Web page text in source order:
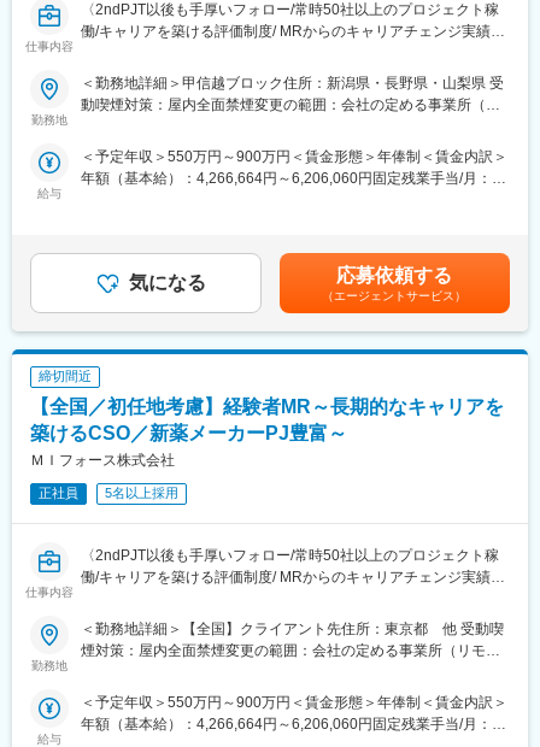
仕事内容
〈2ndPJT以後も手厚いフォロー/常時50社以上のプロジェクト稼
働/キャリアを築ける評価制度/ MRからのキャリアチェンジ実績有
クライアントである製薬会社のプロジェクトに所属し、MRとして
活躍していただきます。病院やクリニックの医師や医療関係者に
【同社の特徴】
■必ず新薬メーカーのプロジェクトにアサインします
オンコロジーを含め、希少疾患領域も多数ございますので、スペ
シャリスト、ゼネラリストどちらも目指すことが可能です。
■少数精鋭ならではの魅力～待機リスクが低いため、安心して就業
できる環境です～
適切なフォローを実施するために約300人のMR数を保って運営し
ており、プロジェクト終了の数か月前から面談を実施しているた
め、隙間なくアサインすることができますのでMRの成長機会を奪
うことは決してございません。適切なフォローが顧客である製薬
企業からの満足にもつながり、業界内でも評価されています。
■親身なフォロー体制とキャリアを築ける評価制度
CSOは本部のバックアップ体制が何より重要です。1人のプロジ
ェクトマネージャーが管理するMRは約20名程度であり、相談事
実施しており、日々の業務だけでなく中長期的な視点での相談も
可能です。また、クライアント・社内評価に基いた明確な評価制
■大手製薬企業でも採用～「現場力」を養うための充実した教育体
制と研修コンテンツ～
なる知識の提供だけでなく、MRとしての現場力を培うことに比重
を置いております。
勤務地
＜勤務地詳細＞甲信越ブロック住所：新潟県・長野県・山梨県 受
動喫煙対策：屋内全面禁煙変更の範囲：会社の定める事業所（リ
給与
＜予定年収＞550万円～900万円＜賃金形態＞年俸制＜賃金内訳＞
年額（基本給）：4,266,664円～6,206,060円固定残業手当/月：
給与補足＞■別途、外勤手当など手当支給※経験・能力などを考慮
の上、話し合いで決定賃金はあくまでも目安の金額であり、選考
を通じて上下する可能性があります。月給(月額)は固定手当を含め
た表記です。
気になる 応募依頼する
（エージェントサービス）
締切間近
【全国／初任地考慮】経験者MR～長期的なキャリアを
築けるCSO／新薬メーカーPJ豊富～
ＭＩフォース株式会社
正社員 5名以上採用
仕事内容
〈2ndPJT以後も手厚いフォロー/常時50社以上のプロジェクト稼
働/キャリアを築ける評価制度/ MRからのキャリアチェンジ実績有
クライアントである製薬会社のプロジェクトに所属し、MRとして
活躍していただきます。病院やクリニックの医師や医療関係者に
【同社の特徴】
■必ず新薬メーカーのプロジェクトにアサインします
勤務地
＜勤務地詳細＞【全国】クライアント先住所：東京都 他 受動喫
煙対策：屋内全面禁煙変更の範囲：会社の定める事業所（リモー
給与
＜予定年収＞550万円～900万円＜賃金形態＞年俸制＜賃金内訳＞
年額（基本給）：4,266,664円～6,206,060円固定残業手当/月：